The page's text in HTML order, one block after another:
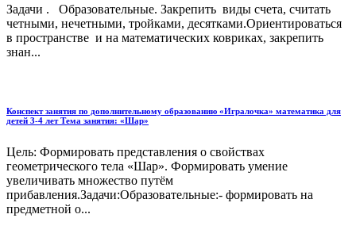
Задачи . Образовательные. Закрепить виды счета, считать
четными, нечетными, тройками, десятками.Ориентироваться
в пространстве и на математических ковриках, закрепить
знан...
Конспект занятия по дополнительному образованию «Игралочка» математика для
детей 3-4 лет Тема занятия: «Шар»
Цель: Формировать представления о свойствах
геометрического тела «Шар». Формировать умение
увеличивать множество путём
прибавления.Задачи:Образовательные:- формировать на
предметной о...